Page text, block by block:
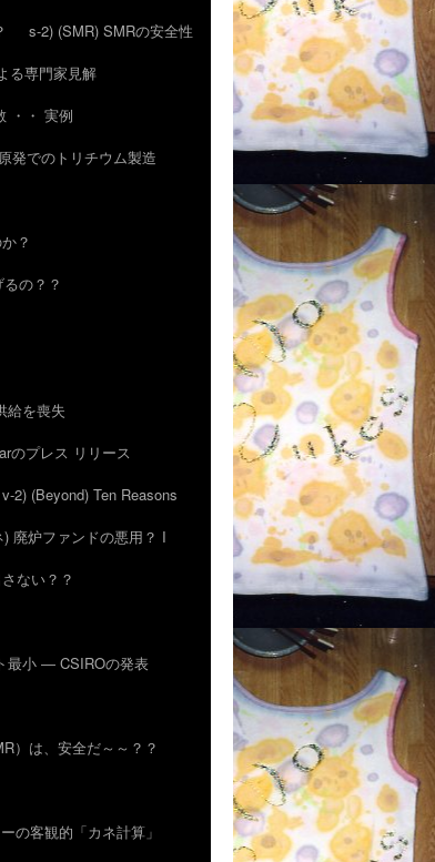
s-2) (SMR) SMRの安全性
る専門家見解
・・ 実例
発でのトリチウム製造
？
の？？
給を喪失
のプレス リリース
v-2) (Beyond) Ten Reasons
廃炉ファンドの悪用？ I
ない？？
最小 ― CSIROの発表
）は、安全だ～～？？
の客観的「カネ計算」